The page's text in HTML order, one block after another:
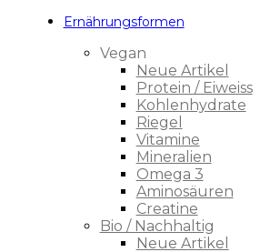
Ernährungsformen
Vegan
Neue Artikel
Protein / Eiweiss
Kohlenhydrate
Riegel
Vitamine
Mineralien
Omega 3
Aminosäuren
Creatine
Bio / Nachhaltig
Neue Artikel